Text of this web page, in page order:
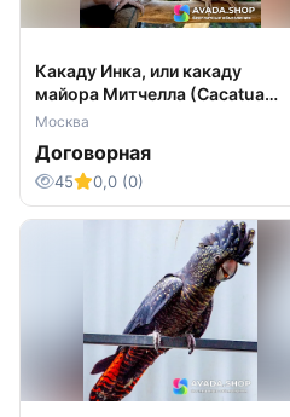
Какаду Инка, или какаду
майора Митчелла (Cacatua
leadbeateri)- ручные птенцы из
Москва
Договорная
45 0,0 (0)